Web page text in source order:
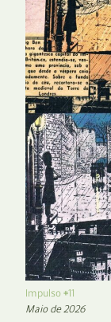
Impulso #11
Maio de 2026